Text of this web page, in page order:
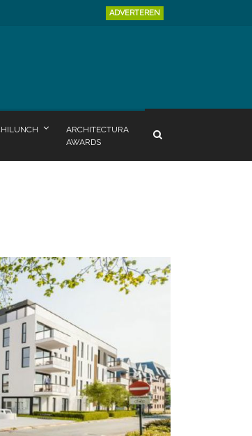
ADVERTEREN
ARCHITECTURA
AWARDS